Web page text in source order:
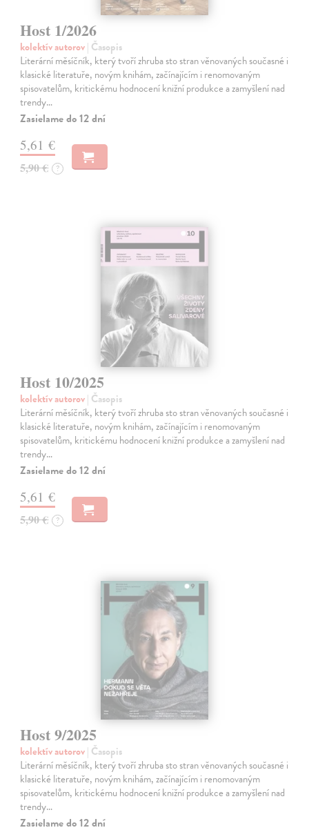
Host 1/2026
kolektív autorov| Časopis
Literární měsíčník, který tvoří zhruba sto stran věnovaných současné i
klasické literatuře, novým knihám, začínajícím i renomovaným
spisovatelům, kritickému hodnocení knižní produkce a zamyšlení nad
trendy…
Zasielame do 12 dní
5,61 €
5,90 € ?
Host 10/2025
kolektív autorov| Časopis
Literární měsíčník, který tvoří zhruba sto stran věnovaných současné i
klasické literatuře, novým knihám, začínajícím i renomovaným
spisovatelům, kritickému hodnocení knižní produkce a zamyšlení nad
trendy…
Zasielame do 12 dní
5,61 €
5,90 € ?
Host 9/2025
kolektív autorov| Časopis
Literární měsíčník, který tvoří zhruba sto stran věnovaných současné i
klasické literatuře, novým knihám, začínajícím i renomovaným
spisovatelům, kritickému hodnocení knižní produkce a zamyšlení nad
trendy…
Zasielame do 12 dní